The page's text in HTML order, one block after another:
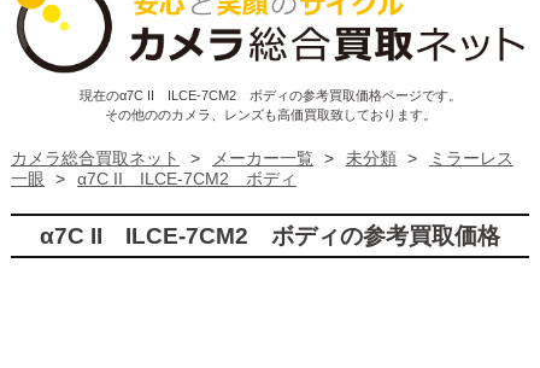
現在のα7C II ILCE-7CM2 ボディの参考買取価格ページです。
その他ののカメラ、レンズも高価買取致しております。
カメラ総合買取ネット > メーカー一覧 > 未分類 >
ミラーレス
一眼
> α7C II ILCE-7CM2 ボディ
α7C II ILCE-7CM2 ボディの参考買取価格